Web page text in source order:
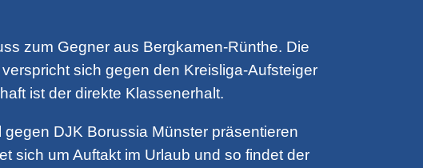
zum Gegner aus Bergkamen-Rünthe. Die
sich gegen den Kreisliga-Aufsteiger
ist der direkte Klassenerhalt.
DJK Borussia Münster präsentieren
sich um Auftakt im Urlaub und so findet der